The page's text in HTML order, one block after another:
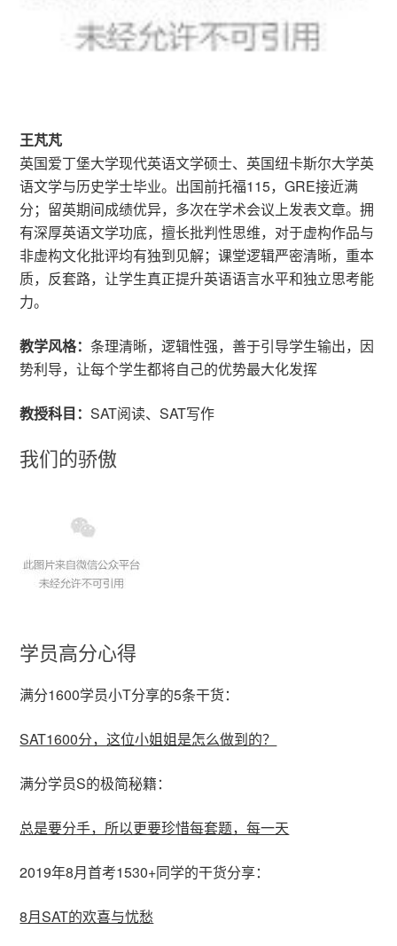
王芃芃
英国爱丁堡大学现代英语文学硕士、英国纽卡斯尔大学英
语文学与历史学士毕业。出国前托福115，GRE接近满
分；留英期间成绩优异，多次在学术会议上发表文章。拥
有深厚英语文学功底，擅长批判性思维，对于虚构作品与
非虚构文化批评均有独到见解；课堂逻辑严密清晰，重本
质，反套路，让学生真正提升英语语言水平和独立思考能
力。
教学风格：条理清晰，逻辑性强，善于引导学生输出，因
势利导，让每个学生都将自己的优势最大化发挥
教授科目：SAT阅读、SAT写作
我们的骄傲
学员高分心得
满分1600学员小T分享的5条干货：
SAT1600分，这位小姐姐是怎么做到的？
满分学员S的极简秘籍：
总是要分手，所以更要珍惜每套题，每一天
2019年8月首考1530+同学的干货分享：
8月SAT的欢喜与忧愁